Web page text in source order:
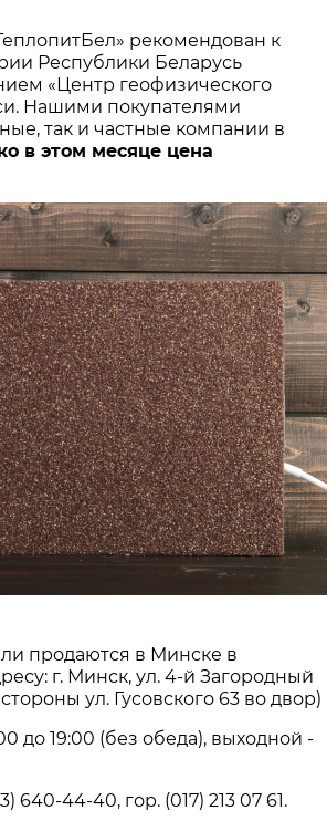
рекомендован к
Республики Беларусь
«Центр геофизического
Нашими покупателями
так и частные компании в
в этом месяце цена
продаются в Минске в
г. Минск, ул. 4-й Загородный
ул. Гусовского 63 во двор)
до 19:00 (без обеда), выходной -
640-44-40, гор. (017) 213 07 61.